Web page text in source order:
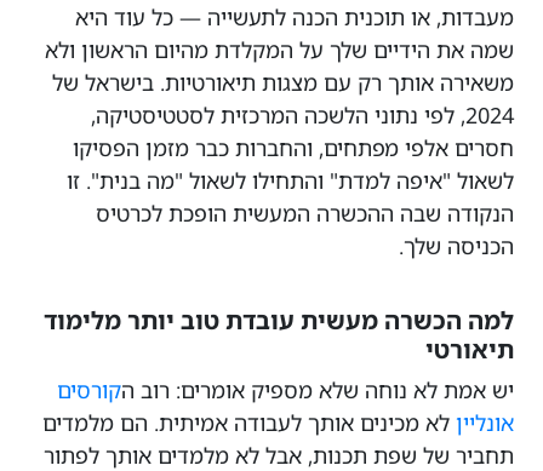
מעבדות, או תוכנית הכנה לתעשייה — כל עוד היא
שמה את הידיים שלך על המקלדת מהיום הראשון ולא
משאירה אותך רק עם מצגות תיאורטיות. בישראל של
2024, לפי נתוני הלשכה המרכזית לסטטיסטיקה,
חסרים אלפי מפתחים, והחברות כבר מזמן הפסיקו
לשאול "איפה למדת" והתחילו לשאול "מה בנית". זו
הנקודה שבה ההכשרה המעשית הופכת לכרטיס
הכניסה שלך.
למה הכשרה מעשית עובדת טוב יותר מלימוד
תיאורטי
יש אמת לא נוחה שלא מספיק אומרים: רוב הקורסים
אונליין לא מכינים אותך לעבודה אמיתית. הם מלמדים
תחביר של שפת תכנות, אבל לא מלמדים אותך לפתור